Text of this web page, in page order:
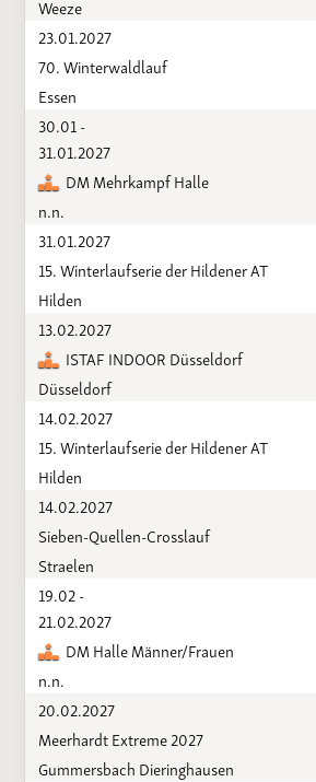
Weeze
23.01.2027
70. Winterwaldlauf
Essen
30.01 -
31.01.2027
DM Mehrkampf Halle
n.n.
31.01.2027
15. Winterlaufserie der Hildener AT
Hilden
13.02.2027
ISTAF INDOOR Düsseldorf
Düsseldorf
14.02.2027
15. Winterlaufserie der Hildener AT
Hilden
14.02.2027
Sieben-Quellen-Crosslauf
Straelen
19.02 -
21.02.2027
DM Halle Männer/Frauen
n.n.
20.02.2027
Meerhardt Extreme 2027
Gummersbach Dieringhausen